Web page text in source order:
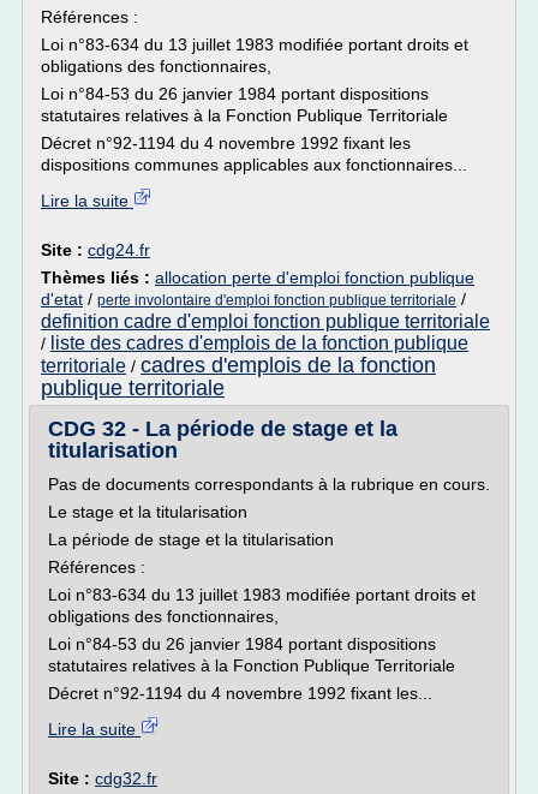
Références :
Loi n°83-634 du 13 juillet 1983 modifiée portant droits et
obligations des fonctionnaires,
Loi n°84-53 du 26 janvier 1984 portant dispositions
statutaires relatives à la Fonction Publique Territoriale
Décret n°92-1194 du 4 novembre 1992 fixant les
dispositions communes applicables aux fonctionnaires...
Lire la suite
Site : cdg24.fr
Thèmes liés : allocation perte d'emploi fonction publique
d'etat / perte involontaire d'emploi fonction publique territoriale /
definition cadre d'emploi fonction publique territoriale
/ liste des cadres d'emplois de la fonction publique
territoriale / cadres d'emplois de la fonction
publique territoriale
CDG 32 - La période de stage et la
titularisation
Pas de documents correspondants à la rubrique en cours.
Le stage et la titularisation
La période de stage et la titularisation
Références :
Loi n°83-634 du 13 juillet 1983 modifiée portant droits et
obligations des fonctionnaires,
Loi n°84-53 du 26 janvier 1984 portant dispositions
statutaires relatives à la Fonction Publique Territoriale
Décret n°92-1194 du 4 novembre 1992 fixant les...
Lire la suite
Site : cdg32.fr